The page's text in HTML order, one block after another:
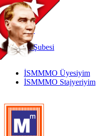
TR
|
EN
İnternetŞubesi
İSMMMO Üyesiyim
İSMMMO Stajyeriyim